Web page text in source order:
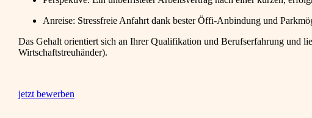
Anreise: Stressfreie Anfahrt dank bester Öffi-Anbindung und
Das Gehalt orientiert sich an Ihrer Qualifikation und Berufserfahrung und
Wirtschaftstreuhänder).
jetzt bewerben